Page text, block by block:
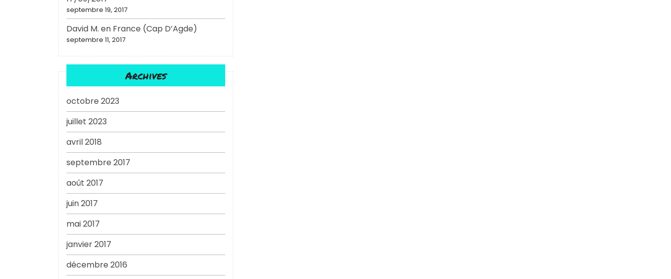
septembre 19, 2017
David M. en France (Cap D’Agde)
septembre 11, 2017
Archives
octobre 2023
juillet 2023
avril 2018
septembre 2017
août 2017
juin 2017
mai 2017
janvier 2017
décembre 2016